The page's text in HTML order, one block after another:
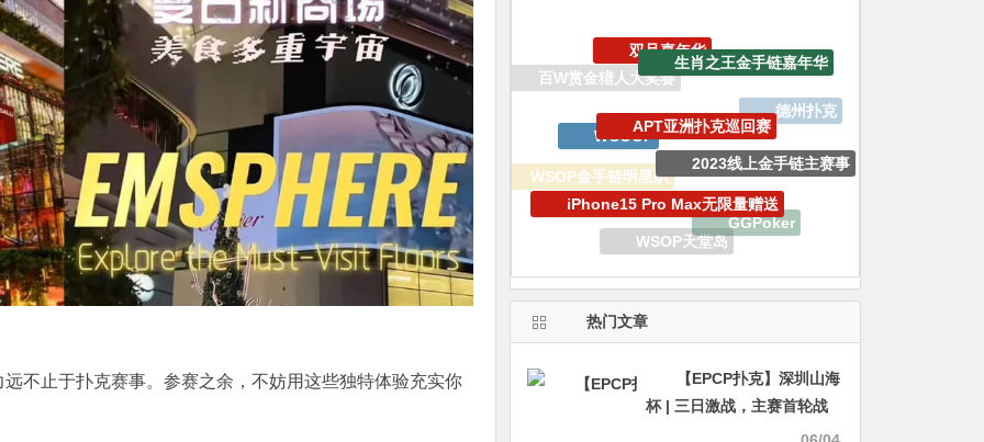
不止于扑克赛事。参赛之余，不妨用这些独特体验充实你
锦标赛
GoG黄金游戏
EV专属大宝箱
WSOP金手链明星趴
WCOOP
APT亚洲扑克巡回赛
2023线上金手链主赛事
GGPoker
WSOP天堂岛
iPhone15 Pro Max无限量赠送
热门文章
【EPCP扑克】深圳山海
杯 | 三日激战，主赛首轮战
罢！本次主赛共计521人次